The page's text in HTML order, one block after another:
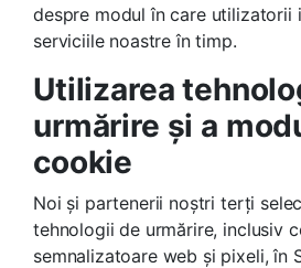
despre modul în care utilizatorii
serviciile noastre în timp.
Utilizarea
urmărire și a
cookie
Noi și partenerii noștri terți
tehnologii de urmărire, inclusiv
semnalizatoare web și pixeli, în